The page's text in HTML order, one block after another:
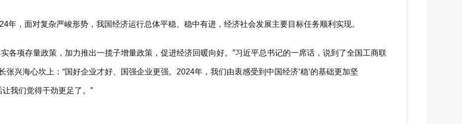
，面对复杂严峻形势，我国经济运行总体平稳、稳中有进，经济社会发展主要目标任务顺利实现。
项存量政策，加力推出一揽子增量政策，促进经济回暖向好。”习近平总书记的一席话，说到了全国工商联
兴海心坎上：“国好企业才好、国强企业更强。2024年，我们由衷感受到中国经济‘稳’的基础更加坚
我们觉得干劲更足了。”